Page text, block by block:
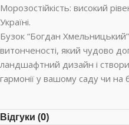
Морозостійкість: високий
Україні.
Бузок “Богдан
витонченості, який чудово
ландшафтний дизайн і
гармонії у вашому саду чи на
Відгуки (0)